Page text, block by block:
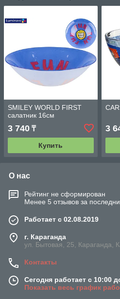
SMILEY WORLD FIRST
салатник 16см
3 740 ₸
Купить
3
О нас
Рейтинг не сформирован
Менее 5 отзывов за
Работает с 02.08.2019
г. Караганда
ул. Бытовая, 25, Караганда,
Контакты
Сегодня работает с 10:00
Показать весь график